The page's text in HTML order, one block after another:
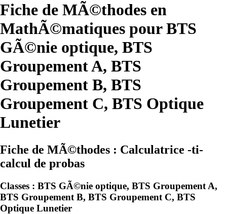
Fiche de MÃ©thodes en
MathÃ©matiques pour BTS
GÃ©nie optique, BTS
Groupement A, BTS
Groupement B, BTS
Groupement C, BTS Optique
Lunetier
Fiche de MÃ©thodes : Calculatrice -ti-
calcul de probas
Classes : BTS GÃ©nie optique, BTS Groupement A,
BTS Groupement B, BTS Groupement C, BTS
Optique Lunetier